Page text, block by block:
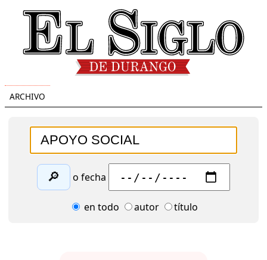
ARCHIVO
🔎 o fecha
en todo autor título